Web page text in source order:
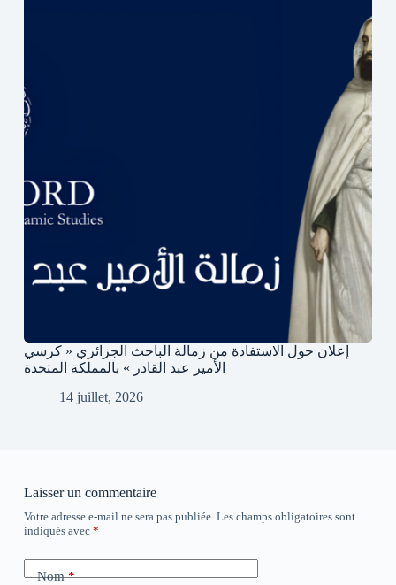
إعلان حول الاستفادة من زمالة الباحث الجزائري « كرسي
الأمير عبد القادر » بالمملكة المتحدة
14 juillet, 2026
Laisser un commentaire
Votre adresse e-mail ne sera pas publiée. Les champs obligatoires sont
indiqués avec *
Nom*